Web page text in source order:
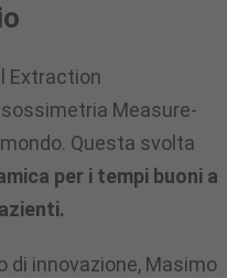
Extraction
Measure-
Questa svolta
per i tempi buoni a
di innovazione, Masimo